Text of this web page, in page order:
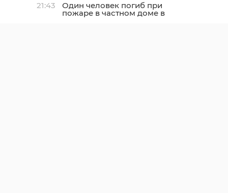
21:43 Один человек погиб при
пожаре в частном доме в
Гатчине